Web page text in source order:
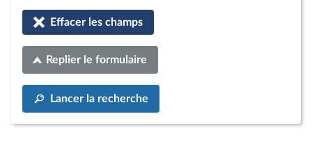
Effacer les champs
Replier le formulaire
Lancer la recherche